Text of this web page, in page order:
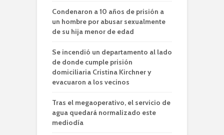
Condenaron a 10 años de prisión a
un hombre por abusar sexualmente
de su hija menor de edad
Se incendió un departamento al lado
de donde cumple prisión
domiciliaria Cristina Kirchner y
evacuaron a los vecinos
Tras el megaoperativo, el servicio de
agua quedará normalizado este
mediodía